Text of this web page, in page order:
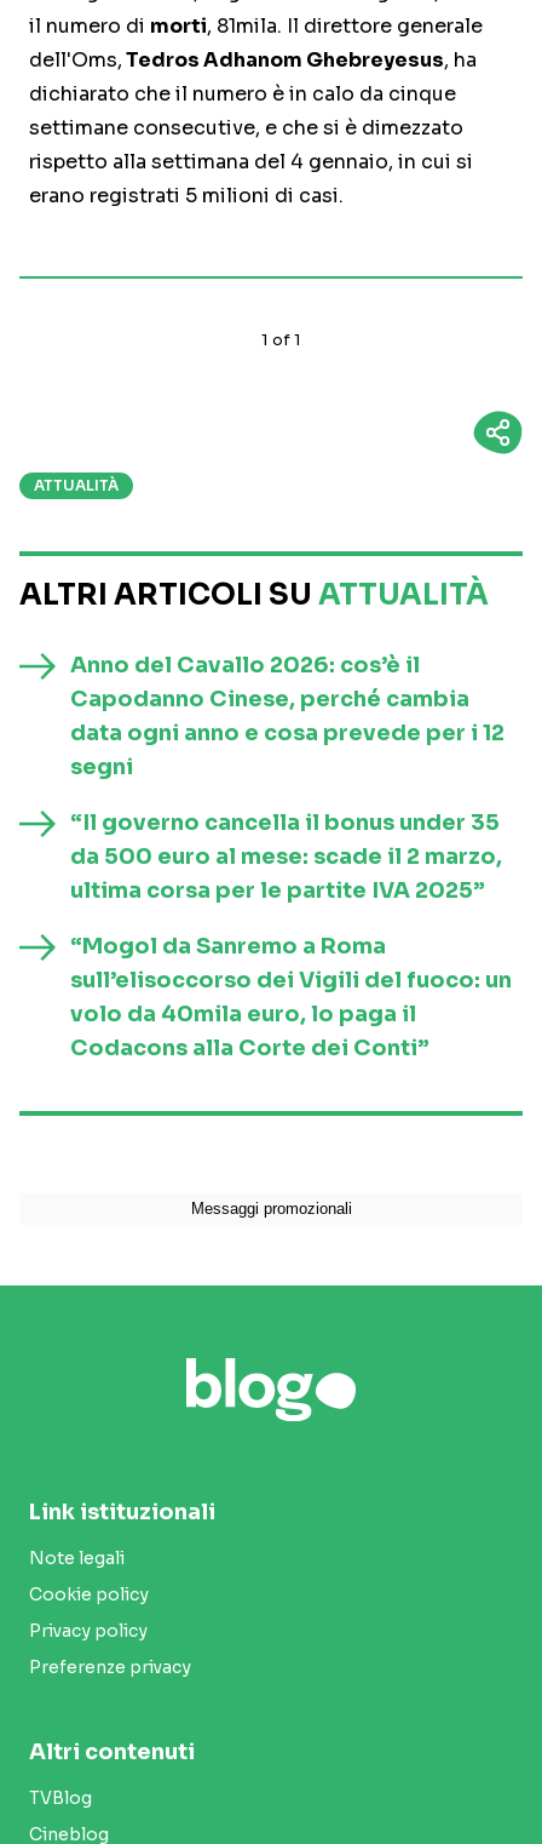
il numero di morti, 81mila. Il direttore generale
dell'Oms,Tedros Adhanom Ghebreyesus, ha
dichiarato che il numero è in calo da cinque
settimane consecutive, e che si è dimezzato
rispetto alla settimana del 4 gennaio, in cui si
erano registrati 5 milioni di casi.
1 of1
ATTUALITÀ
ALTRI ARTICOLI SU ATTUALITÀ
Anno del Cavallo 2026: cos’è il
Capodanno Cinese, perché cambia
data ogni anno e cosa prevede per i 12
segni
“Il governo cancella il bonus under 35
da 500 euro al mese: scade il 2 marzo,
ultima corsa per le partite IVA 2025”
“Mogol da Sanremo a Roma
sull’elisoccorso dei Vigili del fuoco: un
volo da 40mila euro, lo paga il
Codacons alla Corte dei Conti”
Link istituzionali
Note legali
Cookie policy
Privacy policy
Preferenze privacy
Altri contenuti
TVBlog
Cineblog